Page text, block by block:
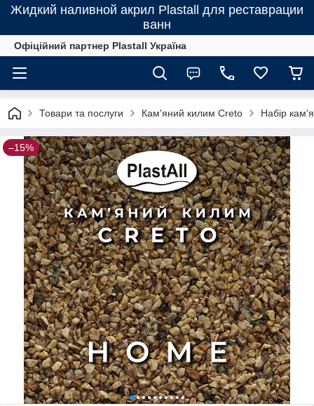
Жидкий наливной акрил Plastall для реставрации
ванн
Офіційний партнер Plastall Україна
Товари та послуги Кам'яний килим Creto Набір
–15%